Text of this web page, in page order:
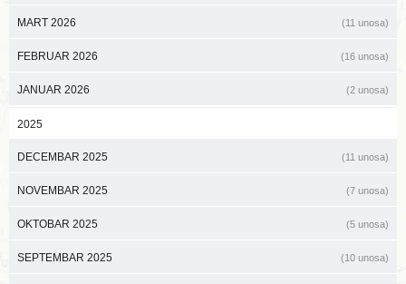
MART 2026 (11 unosa)
FEBRUAR 2026 (16 unosa)
JANUAR 2026 (2 unosa)
2025
DECEMBAR 2025 (11 unosa)
NOVEMBAR 2025 (7 unosa)
OKTOBAR 2025 (5 unosa)
SEPTEMBAR 2025 (10 unosa)